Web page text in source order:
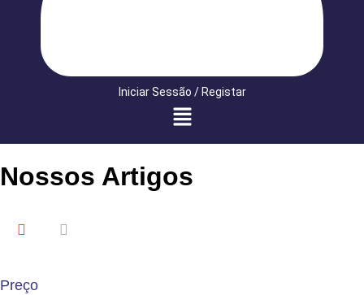
Iniciar Sessão / Registar
Nossos Artigos
Preço